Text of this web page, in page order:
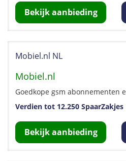
Bekijk aanbieding
Mobiel.nl NL
Mobiel.nl
Goedkope gsm abonnementen
Verdien tot 12.250 SpaarZakjes
Bekijk aanbieding